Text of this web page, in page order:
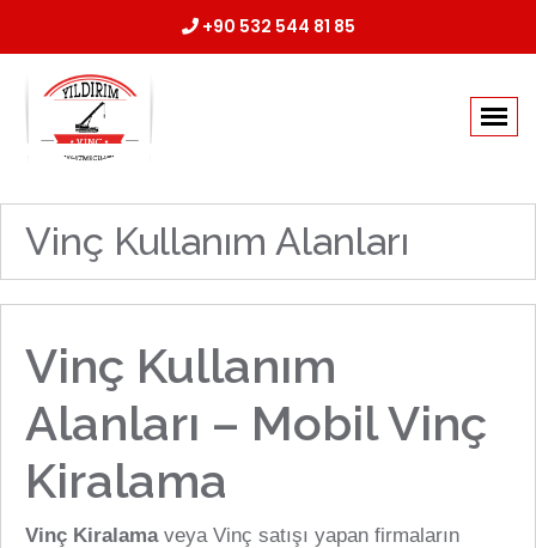
+90 532 544 81 85
Vinç Kullanım Alanları
Vinç Kullanım
Alanları – Mobil Vinç
Kiralama
Vinç Kiralamaveya Vinç satışı yapan firmaların